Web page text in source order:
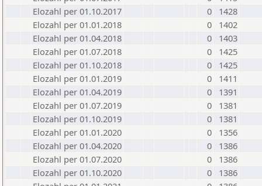
Elozahl per 01.10.2017
0
1428
Elozahl per 01.01.2018
0
1402
Elozahl per 01.04.2018
0
1403
Elozahl per 01.07.2018
0
1425
Elozahl per 01.10.2018
0
1425
Elozahl per 01.01.2019
0
1411
Elozahl per 01.04.2019
0
1391
Elozahl per 01.07.2019
0
1381
Elozahl per 01.10.2019
0
1381
Elozahl per 01.01.2020
0
1356
Elozahl per 01.04.2020
0
1386
Elozahl per 01.07.2020
0
1386
Elozahl per 01.10.2020
0
1386